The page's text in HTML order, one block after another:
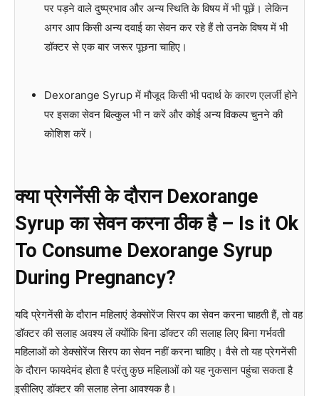
पर पड़ने वाले दुष्प्रभाव और अन्य स्थिति के विषय में भी पूछें। लेकिन
अगर आप किसी अन्य दवाई का सेवन कर रहे हैं तो उनके विषय में भी
डॉक्टर से एक बार जरूर पूछना चाहिए।
Dexorange Syrup में मौजूद किसी भी पदार्थ के कारण एलर्जी होने
पर इसका सेवन बिल्कुल भी न करें और कोई अन्य विकल्प चुनने की
कोशिश करें।
क्या प्रेगनेंसी के दौरान Dexorange
Syrup का सेवन करना ठीक है – Is it Ok
To Consume Dexorange Syrup
During Pregnancy?
यदि प्रेगनेंसी के दौरान महिलाएं डेक्सोरेंज सिरप का सेवन करना चाहती हैं, तो वह
डॉक्टर की सलाह अवश्य लें क्योंकि बिना डॉक्टर की सलाह लिए बिना गर्भवती
महिलाओं को डेक्सोरेंज सिरप का सेवन नहीं करना चाहिए। वैसे तो यह प्रेगनेंसी
के दौरान फायदेमंद होता है परंतु कुछ महिलाओं को यह नुकसान पहुंचा सकता है
इसीलिए डॉक्टर की सलाह लेना आवश्यक है।